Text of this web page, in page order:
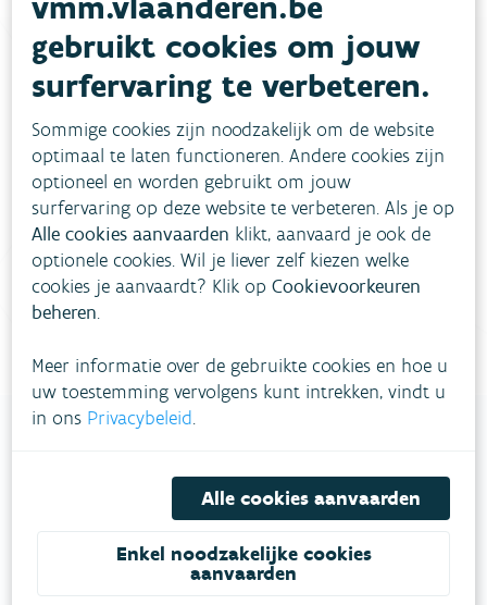
Heb je vragen?
Bekijk het overzicht van meestgestelde vragen
Niet gevonden wat je zocht?
Vul ons
contactformulier in.
Bel gratis 1700
MILIEUMAATSCHAPPIJ
Onze leefomgeving klimaatbestendig maken?
Daarvoor zetten we samen met partners in op
gebruikt cookies om jouw
surfervaring te verbeteren.
Sommige cookies zijn noodzakelijk om de website
optimaal te laten functioneren. Andere cookies zijn
optioneel en worden gebruikt om jouw
surfervaring op deze website te verbeteren. Als je op
Alle cookies aanvaarden klikt, aanvaard je ook de
optionele cookies. Wil je liever zelf kiezen welke
cookies je aanvaardt? Klik opCookievoorkeuren
beheren.
Meer informatie over de gebruikte cookies en hoe u
uw toestemming vervolgens kunt intrekken, vindt u
in ons Privacybeleid.
Alle cookies aanvaarden
Enkel noodzakelijke cookies
aanvaarden